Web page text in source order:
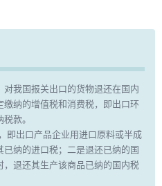
我国报关出口的货物退还在国内
纳的增值税和消费税，即出口环
款。
即出口产品企业用进口原料或半成
纳的进口税；二是退还已纳的国
退还其生产该商品已纳的国内税